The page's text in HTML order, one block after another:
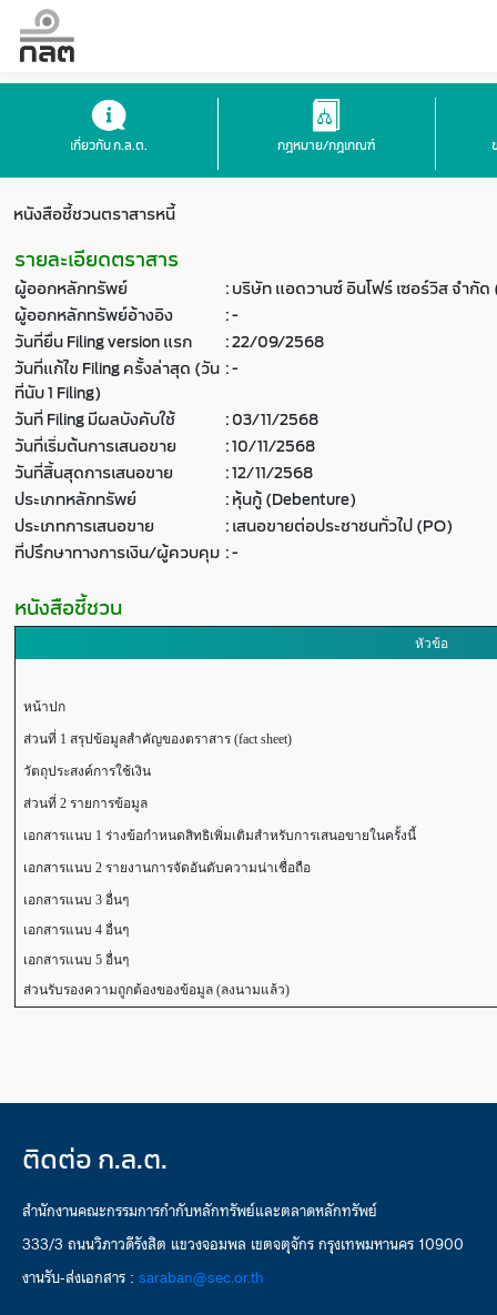
เกี่ยวกับ ก.ล.ต. กฎหมาย/กฎเกณฑ์
หนังสือชี้ชวนตราสารหนี้
รายละเอียดตราสาร
ผู้ออกหลักทรัพย์ :บริษัท แอดวานซ์ อินโฟร์ เซอร์วิส จำกั
ผู้ออกหลักทรัพย์อ้างอิง
:-
วันที่ยื่น Filing version แรก
:22/09/2568
วันที่แก้ไข Filing ครั้งล่าสุด (วัน
ที่นับ 1 Filing)
:-
วันที่ Filing มีผลบังคับใช้
:03/11/2568
วันที่เริ่มต้นการเสนอขาย
:10/11/2568
วันที่สิ้นสุดการเสนอขาย
:12/11/2568
ประเภทหลักทรัพย์
:หุ้นกู้ (Debenture)
ประเภทการเสนอขาย
:เสนอขายต่อประชาชนทั่วไป (PO)
ที่ปรึกษาทางการเงิน/ผู้ควบคุม :-
หนังสือชี้ชวน
หัวข้อ
หน้าปก
ส่วนที่ 1 สรุปข้อมูลสำคัญของตราสาร (fact sheet)
วัตถุประสงค์การใช้เงิน
ส่วนที่ 2 รายการข้อมูล
เอกสารแนบ 1 ร่างข้อกำหนดสิทธิเพิ่มเติมสำหรับการเสนอขายในครั้งนี้
เอกสารแนบ 2 รายงานการจัดอันดับความน่าเชื่อถือ
เอกสารแนบ 3 อื่นๆ
เอกสารแนบ 4 อื่นๆ
เอกสารแนบ 5 อื่นๆ
ส่วนรับรองความถูกต้องของข้อมูล (ลงนามแล้ว)
ติดต่อ ก.ล.ต.
สำนักงานคณะกรรมการกำกับหลักทรัพย์และตลาดหลักทรัพย์
333/3 ถนนวิภาวดีรังสิต แขวงจอมพล เขตจตุจักร กรุงเทพมหานคร 10900
งานรับ-ส่งเอกสาร : saraban@sec.or.th